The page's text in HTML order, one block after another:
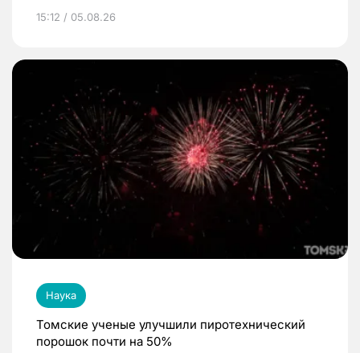
15:12 / 05.08.26
Наука
Томские ученые улучшили пиротехнический
порошок почти на 50%